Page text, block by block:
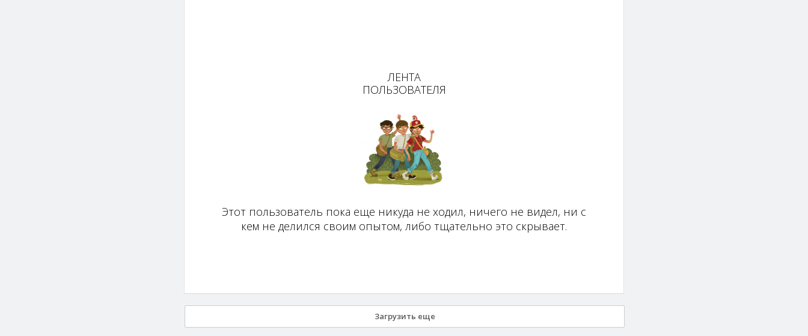
ЛЕНТА
ПОЛЬЗОВАТЕЛЯ
Этот пользователь пока еще никуда не ходил, ничего не видел, ни с
кем не делился своим опытом, либо тщательно это скрывает.
Загрузить еще